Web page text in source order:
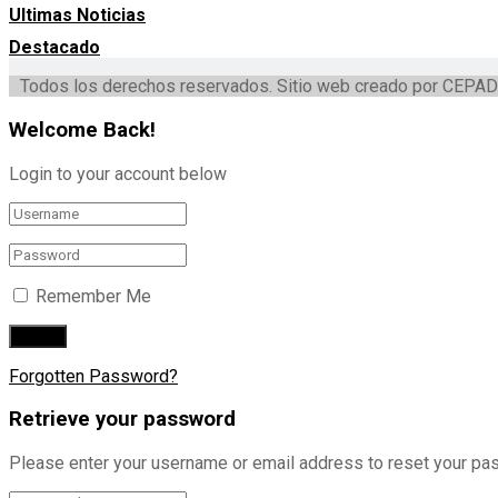
Ultimas Noticias
Destacado
Todos los derechos reservados. Sitio web creado por CEPAD
Welcome Back!
Login to your account below
Remember Me
Forgotten Password?
Retrieve your password
Please enter your username or email address to reset your